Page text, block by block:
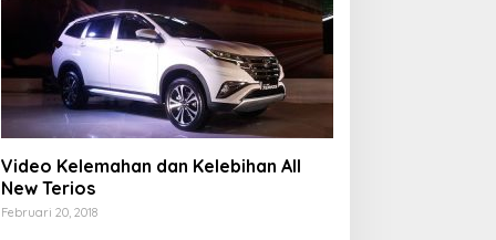
Video Kelemahan dan Kelebihan All
New Terios
Februari 20, 2018